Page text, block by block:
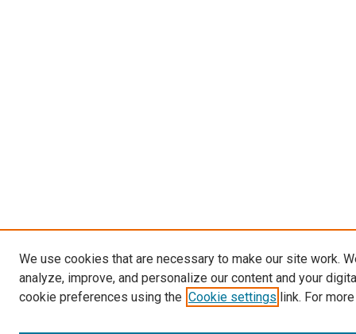
We use cookies that are necessary to make our site work.
analyze, improve, and personalize our content and your
cookie preferences using the Cookie settings link. For